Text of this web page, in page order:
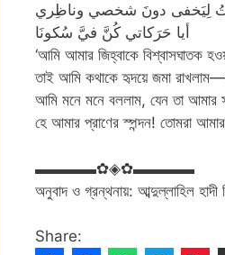
لِيَخفى دونَ شخصي وناظِري
أيا حَرَكاتي كُنَّ فيَّ سُكونَا
‘আমি আমার জিহ্বাকে বিশ্বাসঘাতক
তাই আমি কথাকে হৃদয়ে জমা
আমি মনে মনে বললাম, যেন তা আমার
হে আমার প্রাণের স্পন্দন! তোমরা
▬▬▬▬✿◈✿▬▬▬▬
অনুবাদ ও গ্রন্থনায়: আব্দুল্লাহিল হাদী
Share: